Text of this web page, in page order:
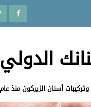
الدولي
أسنان الزيركون منذ عام 1995